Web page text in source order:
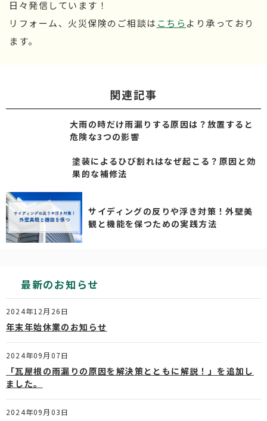
日々発信しています！
リフォーム、火災保険のご相談は こちら より承っており
ます。
関連記事
大雨の時だけ雨漏りする原因は？放置すると
危険な3つの影響
塗装によるひび割れはなぜ起こる？原因と効
果的な補修法
サイディングの反りや浮き対策！外壁美
観と機能を保つための実践方法
最新のお知らせ
2024年12月26日
年末年始休業のお知らせ
2024年09月07日
「瓦屋根の雨漏りの原因を解決策とともに解説！」を追加し
ました。
2024年09月03日